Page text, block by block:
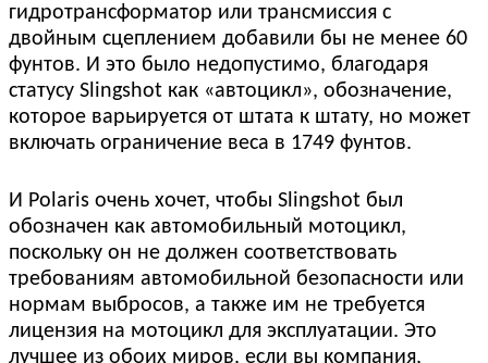
гидротрансформатор или трансмиссия с
двойным сцеплением добавили бы не менее 60
фунтов. И это было недопустимо, благодаря
статусу Slingshot как «автоцикл», обозначение,
которое варьируется от штата к штату, но может
включать ограничение веса в 1749 фунтов.
И Polaris очень хочет, чтобы Slingshot был
обозначен как автомобильный мотоцикл,
поскольку он не должен соответствовать
требованиям автомобильной безопасности или
нормам выбросов, а также им не требуется
лицензия на мотоцикл для эксплуатации. Это
лучшее из обоих миров, если вы компания,